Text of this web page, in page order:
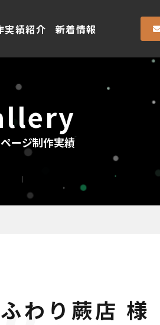
実績紹介 新着情報
ージ制作実績
わり蕨店 様